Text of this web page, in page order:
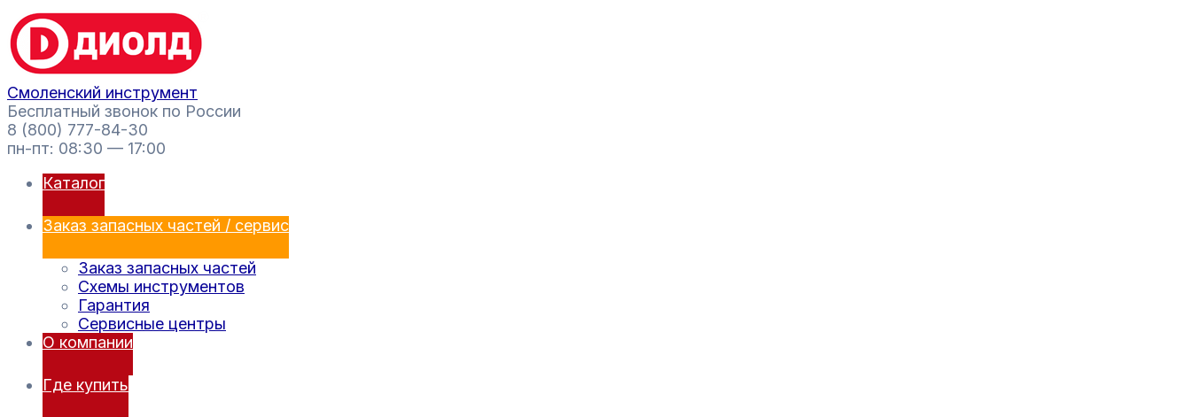
Перейти
к
содержимому
Смоленский инструмент
Бесплатный звонок по России
8 (800) 777-84-30
пн-пт: 08:30 — 17:00
Каталог
Заказ запасных частей / сервис
Заказ запасных частей
Схемы инструментов
Гарантия
Сервисные центры
О компании
Где купить
Поиск
товаров